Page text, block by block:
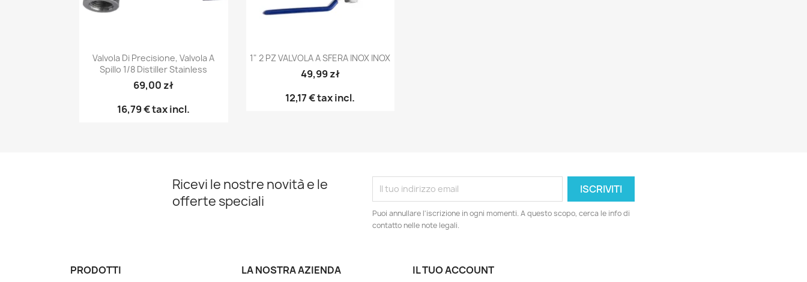
Anteprima
Valvola Di Precisione, Valvola A
Spillo 1/8 Distiller Stainless
69,00 zł
16,79 €tax incl.
Anteprima
1" 2 PZ VALVOLA A SFERA INOX INOX
49,99 zł
12,17 €tax incl.
Ricevi le nostre novità e le
offerte speciali
Puoi annullare l'iscrizione in ogni momenti. A questo scopo, cerca le info di
contatto nelle note legali.
PRODOTTI LA NOSTRA AZIENDA IL TUO ACCOUNT